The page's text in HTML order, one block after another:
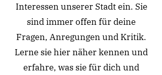
Interessen unserer Stadt ein. Sie
sind immer offen für deine
Fragen, Anregungen und Kritik.
Lerne sie hier näher kennen und
erfahre, was sie für dich und